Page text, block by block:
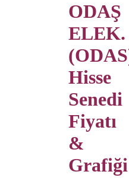
ODAŞ
ELEK.
Hisse
Senedi
Fiyatı
&
Grafiği